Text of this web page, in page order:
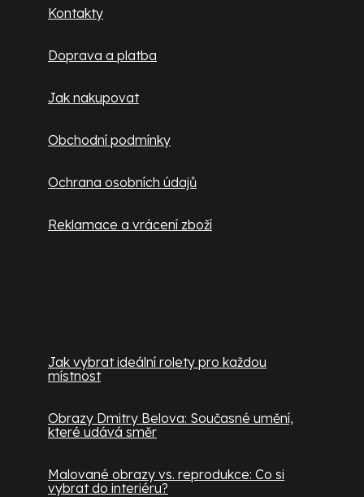
Kontakty
Doprava a platba
Jak nakupovat
Obchodní podmínky
Ochrana osobních údajů
Reklamace a vrácení zboží
Jak vybrat ideální rolety pro každou
místnost
Obrazy Dmitry Belova: Současné umění,
které udává směr
Malované obrazy vs. reprodukce: Co si
vybrat do interiéru?